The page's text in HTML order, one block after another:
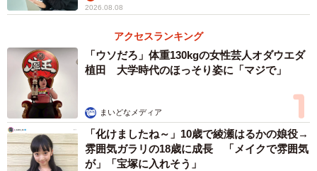
2026.08.08
アクセスランキング
「ウソだろ」体重130kgの女性芸人オダウエダ
植田 大学時代のほっそり姿に「マジで」
まいどなメディア
「化けましたね～」10歳で綾瀬はるかの娘役→
雰囲気ガラリの18歳に成長 「メイクで雰囲気
が」「宝塚に入れそう」